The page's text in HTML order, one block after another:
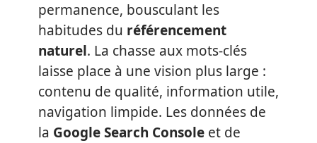
permanence, bousculant les
habitudes du référencement
naturel. La chasse aux mots-clés
laisse place à une vision plus large :
contenu de qualité, information utile,
navigation limpide. Les données de
la Google Search Console et de